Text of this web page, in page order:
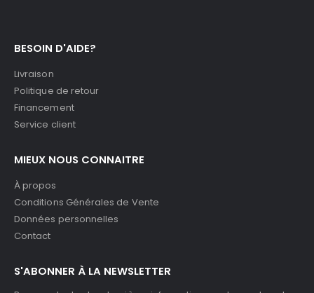
BESOIN D'AIDE?
Livraison
Politique de retour
Financement
Service client
MIEUX NOUS CONNAITRE
À propos
Conditions Générales de Vente
Données personnelles
Contact
S'ABONNER À LA NEWSLETTER